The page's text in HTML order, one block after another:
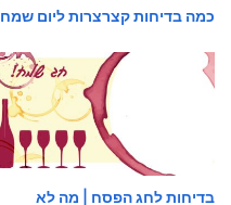
כמה בדיחות קצרצרות ליום שמח
בדיחות לחג הפסח | מה לא